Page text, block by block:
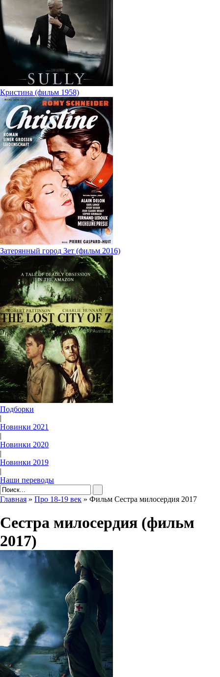
Кристина (фильм 1958)
Затерянный город Зет (фильм 2016)
Подборки
|
Новинки 2021
|
Новинки 2020
|
Новинки 2019
|
Наши переводы
Главная » Про 18-19 век » Фильм Сестра милосердия 2017
Сестра милосердия (фильм
2017)